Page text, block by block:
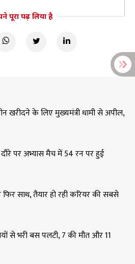
पूरा पढ़ लिया है
खरीदने के लिए मुख्यमंत्री धामी से अपील,
दौरे पर अभ्यास मैच में 54 रन पर हुई
साथ, तैयार हो रही करियर की सबसे
से भरी बस पलटी, 7 की मौत और 11